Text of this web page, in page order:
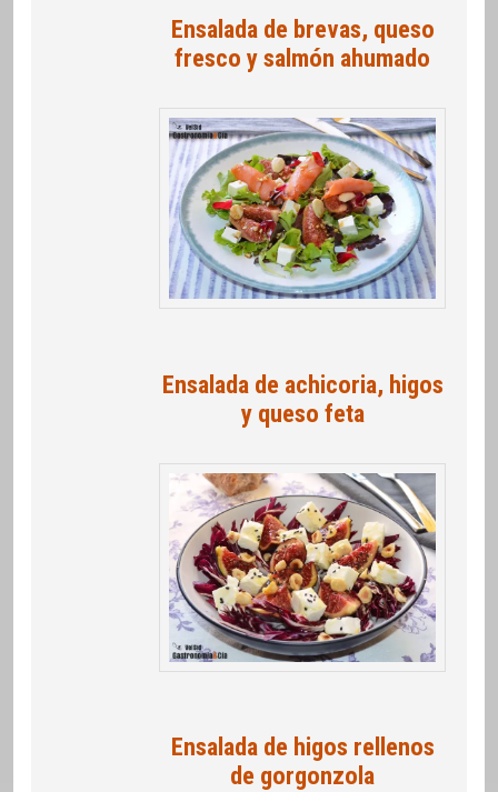
Ensalada de brevas, queso
fresco y salmón ahumado
Ensalada de achicoria, higos
y queso feta
Ensalada de higos rellenos
de gorgonzola